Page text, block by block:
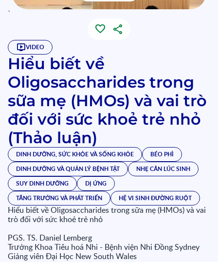
`
VIDEO
Hiểu biết về
Oligosaccharides trong
sữa mẹ (HMOs) và vai trò
đối với sức khoẻ trẻ nhỏ
(Thảo luận)
DINH DƯỠNG, SỨC KHỎE VÀ SỐNG KHỎE
BÉO PHÌ
DINH DƯỠNG VÀ QUẢN LÝ BỆNH TẬT
NHẸ CÂN LÚC SINH
SUY DINH DƯỠNG
DỊ ỨNG
TĂNG TRƯỞNG VÀ PHÁT TRIỂN
HỆ VI SINH ĐƯỜNG RUỘT
Hiểu biết về Oligosaccharides trong sữa mẹ (HMOs) và vai
trò đối với sức khoẻ trẻ nhỏ
PGS. TS. Daniel Lemberg
Trưởng Khoa Tiêu hoá Nhi - Bệnh viện Nhi Đồng Sydney
Giảng viên Đại Học New South Wales